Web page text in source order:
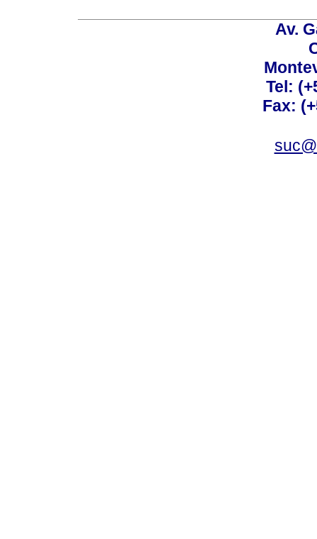
Av.
Tel:
Fax: